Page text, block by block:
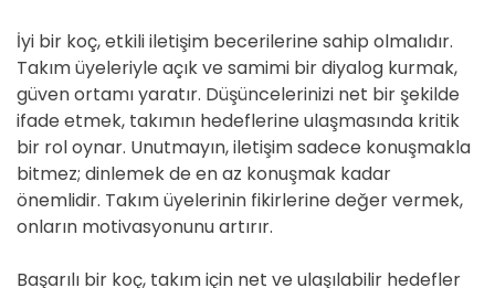
İyi bir koç, etkili iletişim becerilerine sahip olmalıdır.
Takım üyeleriyle açık ve samimi bir diyalog kurmak,
güven ortamı yaratır. Düşüncelerinizi net bir şekilde
ifade etmek, takımın hedeflerine ulaşmasında kritik
bir rol oynar. Unutmayın, iletişim sadece konuşmakla
bitmez; dinlemek de en az konuşmak kadar
önemlidir. Takım üyelerinin fikirlerine değer vermek,
onların motivasyonunu artırır.
Başarılı bir koç, takım için net ve ulaşılabilir hedefler